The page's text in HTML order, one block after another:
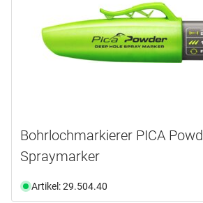
Bohrlochmarkierer PICA
Spraymarker
Artikel: 29.504.40